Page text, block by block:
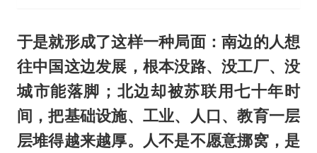
于是就形成了这样一种局面：南边的人想
往中国这边发展，根本没路、没工厂、没
城市能落脚；北边却被苏联用七十年时
间，把基础设施、工业、人口、教育一层
层堆得越来越厚。人不是不愿意挪窝，是